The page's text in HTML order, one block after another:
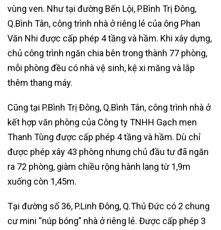
vùng ven. Như tại đường Bến Lội, P.Bình Trị Đông,
Q.Bình Tân, công trình nhà ở riêng lẻ của ông Phan
Văn Nhi được cấp phép 4 tầng và hầm. Khi xây dựng,
chủ công trình ngăn chia bên trong thành 77 phòng,
mỗi phòng đều có nhà vệ sinh, kệ xi măng và lắp
thêm thang máy.
Cũng tại P.Bình Trị Đông, Q.Bình Tân, công trình nhà ở
kết hợp văn phòng của Công ty TNHH Gạch men
Thanh Tùng được cấp phép 4 tầng và hầm. Dù chỉ
được phép xây 43 phòng nhưng chủ đầu tư đã ngăn
ra 72 phòng, giàm chiều rộng hành lang từ 1,9m
xuống còn 1,45m.
Tại đường số 36, P.Linh Đông, Q.Thủ Đức có 2 chung
cư mini “núp bóng” nhà ở riêng lẻ. Được cấp phép 3